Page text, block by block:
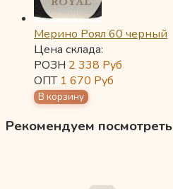
Мерино Роял 60 черный
Цена склада:
РОЗН 2 338 Руб
ОПТ 1 670 Руб
Рекомендуем посмотреть